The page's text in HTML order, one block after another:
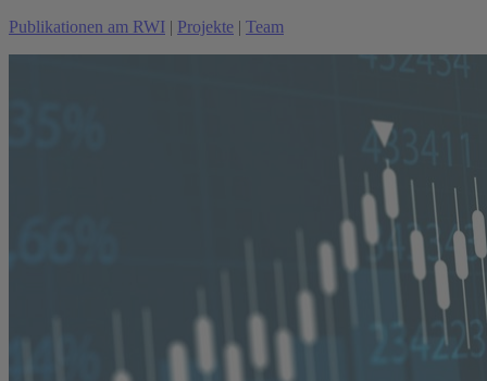
Publikationen am RWI | Projekte | Team